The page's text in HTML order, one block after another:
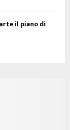
il piano di